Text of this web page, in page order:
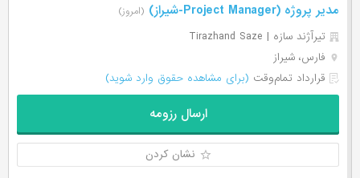
مدیر پروژه (Project Manager-شیراز) (امروز)
تیرآژند سازه | Tirazhand Saze
فارس، شیراز
قرارداد تمام‌وقت (برای مشاهده حقوق وارد شوید)
ارسال رزومه
نشان کردن